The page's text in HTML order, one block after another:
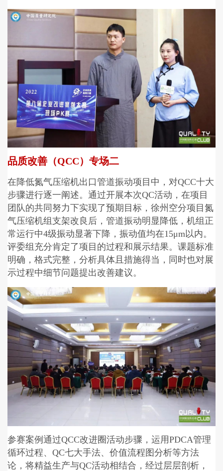
品质改善（QCC）专场二
在降低氮气压缩机出口管道振动项目中，对QCC十大
步骤进行逐一阐述。通过开展本次QC活动，在项目
团队的共同努力下实现了预期目标，徐州空分项目氮
气压缩机组支架改良后，管道振动明显降低，机组正
常运行中4级振动显著下降，振动值均在15μm以内。
评委组充分肯定了项目的过程和展示结果。课题标准
明确，格式完整，分析具体且措施得当，同时也对展
示过程中细节问题提出改善建议。
参赛案例通过QCC改进圈活动步骤，运用PDCA管理
循环过程、QC七大手法、价值流程图分析等方法
论，将精益生产与QC活动相结合，经过层层剖析，